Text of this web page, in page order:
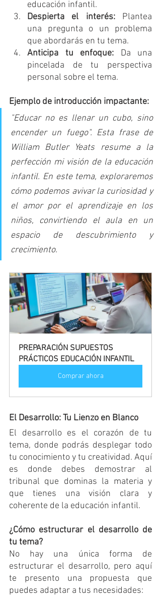
educación infantil.
Despierta el interés: Plantea
una pregunta o un problema
que abordarás en tu tema.
Anticipa tu enfoque: Da una
pincelada de tu perspectiva
personal sobre el tema.
Ejemplo de introducción impactante:
"Educar no es llenar un cubo, sino
encender un fuego". Esta frase de
William Butler Yeats resume a la
perfección mi visión de la educación
infantil. En este tema, exploraremos
cómo podemos avivar la curiosidad y
el amor por el aprendizaje en los
niños, convirtiendo el aula en un
espacio de descubrimiento y
crecimiento.
PREPARACIÓN SUPUESTOS
PRÁCTICOS EDUCACIÓN INFANTIL
Comprar ahora
El Desarrollo: Tu Lienzo en Blanco
El desarrollo es el corazón de tu
tema, donde podrás desplegar todo
tu conocimiento y tu creatividad. Aquí
es donde debes demostrar al
tribunal que dominas la materia y
que tienes una visión clara y
coherente de la educación infantil.
¿Cómo estructurar el desarrollo de
tu tema?
No hay una única forma de
estructurar el desarrollo, pero aquí
te presento una propuesta que
puedes adaptar a tus necesidades: